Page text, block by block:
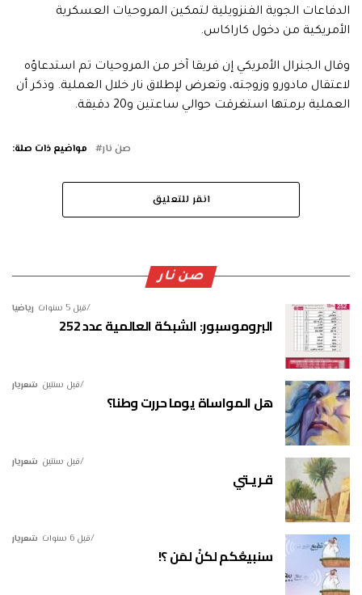
الدفاعات الجوية الفنزويلية لتمكين المروحيات العسكرية
الأمريكية من دخول كاراكاس.
وقال الجنرال الأمريكي إن فريقا آخر من المروحيات تم استدعاؤه
لاعتقال مادورو وزوجته، وتعرض لإطلاق نار خلال العملية. وذكر أن
العملية برمتها استغرقت حوالي ساعتين و20 دقيقة.
مواضيع ذات صلة: صن نار
انقر للتعليق
صن نار
رياضيا قبل 5 سنوات
البروموسبور: الشبكة العالمية عدد 252
شعريار قبل سنتين
هل المواساة يوما حررت وطنا؟
شعريار قبل سنتين
قـريـتي
شعريار قبل 6 سنوات
سنبيعُكم لكنْ لمَن ؟!